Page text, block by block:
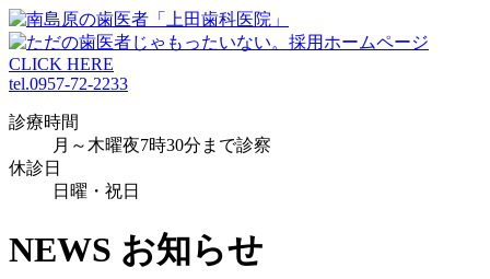
tel.0957-72-2233
診療時間
月～木曜夜7時30分まで診察
休診日
日曜・祝日
NEWS お知らせ